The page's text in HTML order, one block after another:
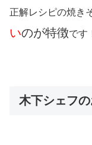
正解レシピの焼き
いのが特徴です
木下シェフ